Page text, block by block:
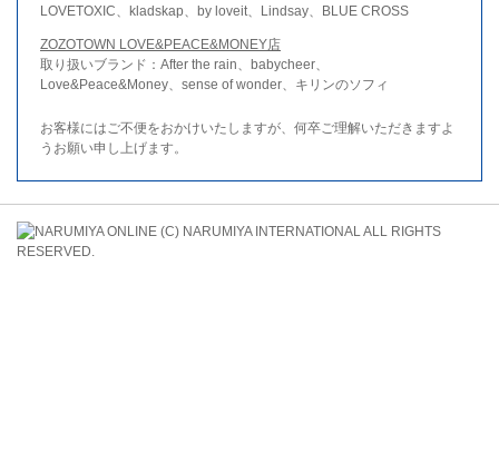
LOVETOXIC、kladskap、by loveit、Lindsay、BLUE CROSS
ZOZOTOWN LOVE&PEACE&MONEY店
取り扱いブランド：After the rain、babycheer、
Love&Peace&Money、sense of wonder、キリンのソフィ
お客様にはご不便をおかけいたしますが、何卒ご理解いただきますよ
うお願い申し上げます。